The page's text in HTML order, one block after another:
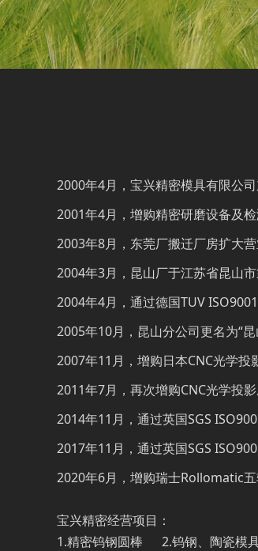
2000年4月，宝兴精密模具有限公
2001年4月，增购精密研磨设备及
2003年8月，东莞厂搬迁厂房扩大营
2004年3月，昆山厂于江苏省昆山市
2004年4月，通过德国TUV
2005年10月，昆山分公司更名为“
2007年11月，增购日本CNC光学投
2011年7月，再次增购CNC光学投影
2014年11月，通过英国SGS
2017年11月，通过英国SGS
2020年6月，增购瑞士Rollomatic五
宝兴精密经营项目：
1.精密钨钢圆棒 2.钨钢、陶瓷模